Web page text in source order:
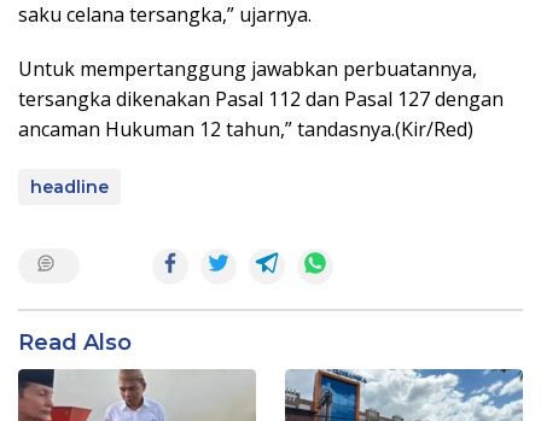
saku celana tersangka,” ujarnya.
Untuk mempertanggung jawabkan perbuatannya,
tersangka dikenakan Pasal 112 dan Pasal 127 dengan
ancaman Hukuman 12 tahun,” tandasnya.(Kir/Red)
headline
Read Also